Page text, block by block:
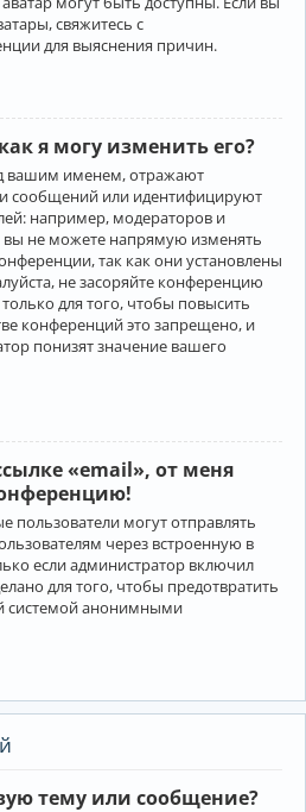
свяжитесь с
для выяснения причин.
я могу изменить его?
вашим именем, отражают
сообщений или идентифицируют
например, модераторов и
не можете напрямую изменять
так как они установлены
не засоряйте конференцию
для того, чтобы повысить
конференций это запрещено, и
понизят значение вашего
«email», от меня
пользователи могут отправлять
через встроенную в
если администратор включил
для того, чтобы предотвратить
системой анонимными
тему или сообщение?